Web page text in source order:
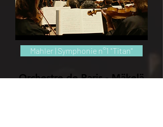
Mahler | Symphonie n°1 "Titan"
Orchestre de Paris - Mäkelä